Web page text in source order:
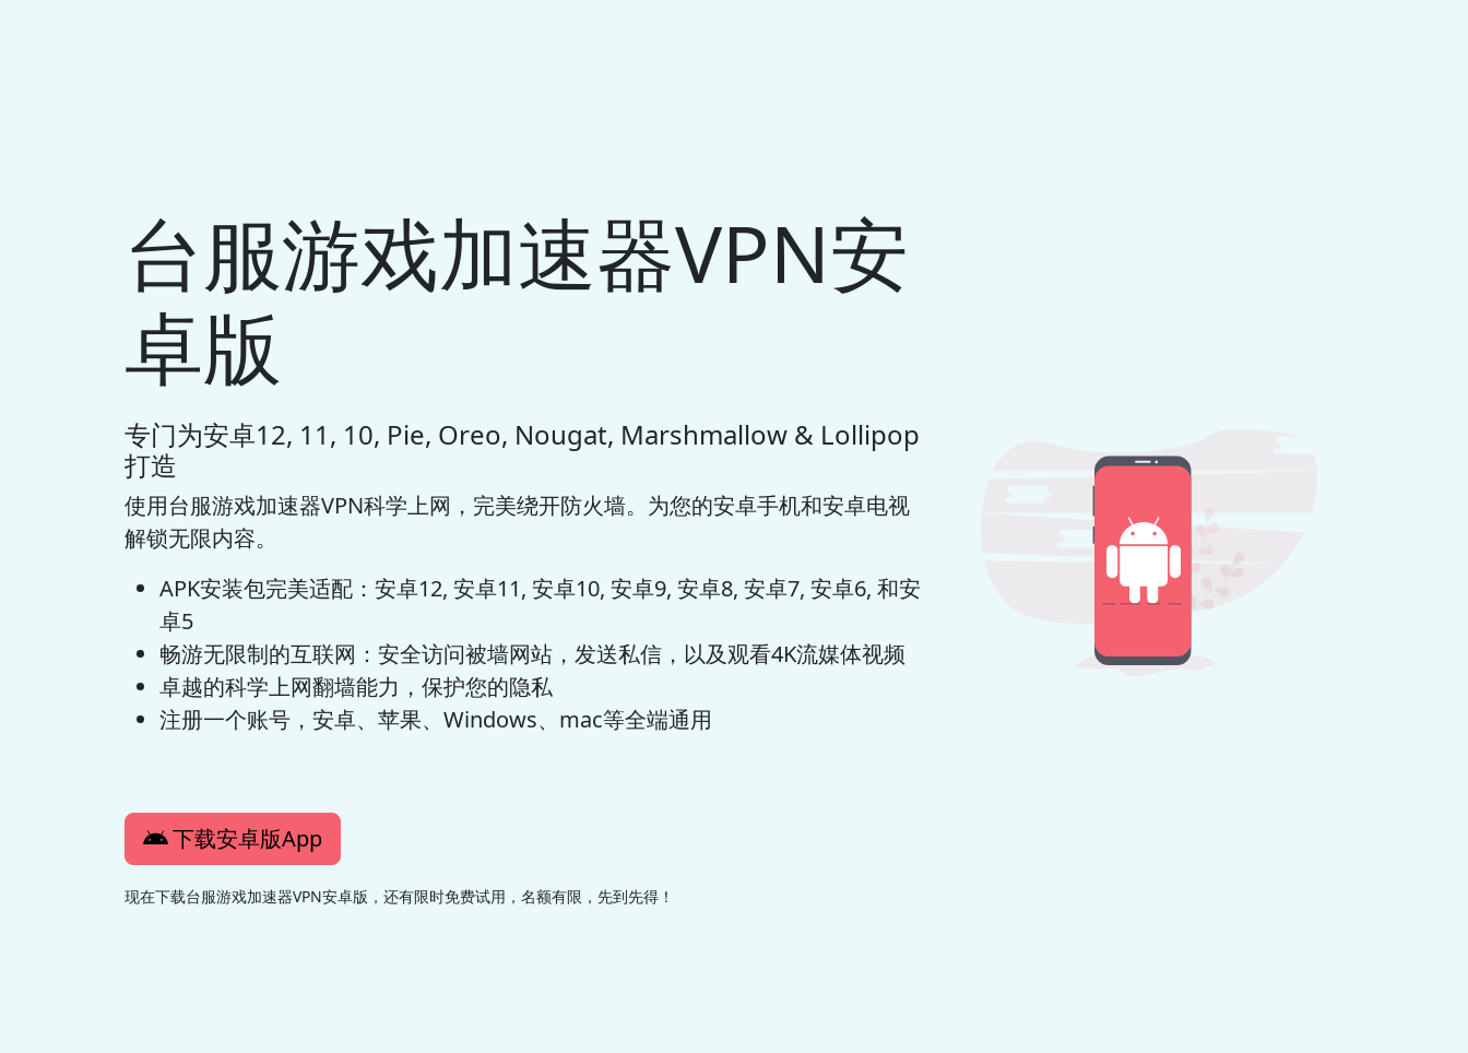
台服游戏加速器VPN安
卓版
专门为安卓12, 11, 10, Pie, Oreo, Nougat, Marshmallow & Lollipop
打造
使用台服游戏加速器VPN科学上网，完美绕开防火墙。为您的安卓手机和安卓电视
解锁无限内容。
APK安装包完美适配：安卓12, 安卓11, 安卓10, 安卓9, 安卓8, 安卓7, 安卓6, 和安
卓5
畅游无限制的互联网：安全访问被墙网站，发送私信，以及观看4K流媒体视频
卓越的科学上网翻墙能力，保护您的隐私
注册一个账号，安卓、苹果、Windows、mac等全端通用
下载安卓版App
现在下载台服游戏加速器VPN安卓版，还有限时免费试用，名额有限，先到先得！